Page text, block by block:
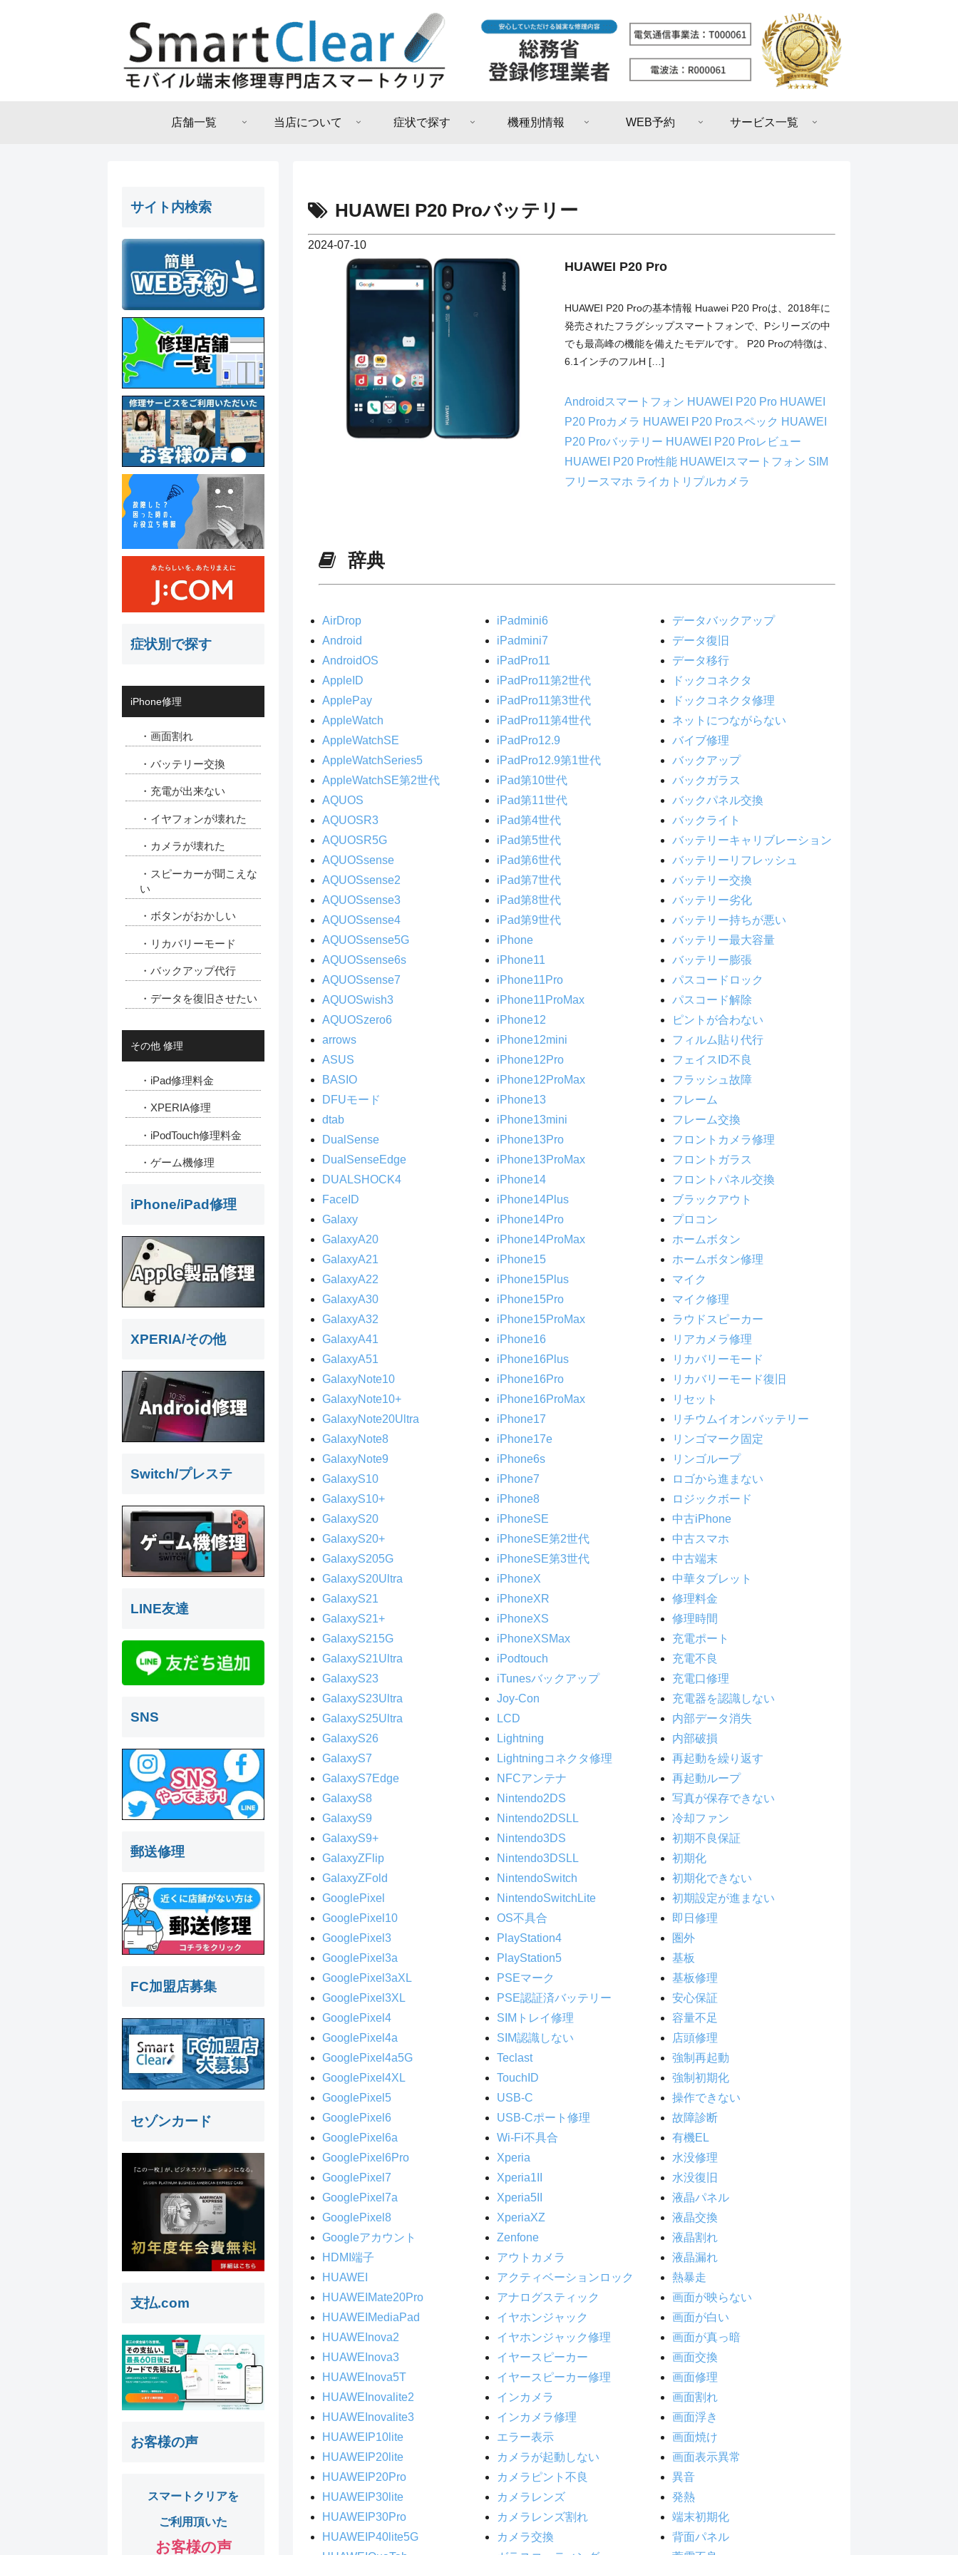
店舗一覧 当店について 症状で探す 機種別情報 WEB予約 サービス一覧
HUAWEI P20 Proバッテリー
2024-07-10
HUAWEI P20 Pro
HUAWEI P20 Proの基本情報 Huawei P20 Proは、2018年に
発売されたフラグシップスマートフォンで、Pシリーズの中
でも最高峰の機能を備えたモデルです。 P20 Proの特徴は、
6.1インチのフルH […]
Androidスマートフォン HUAWEI P20 Pro HUAWEI
P20 Proカメラ HUAWEI P20 Proスペック HUAWEI
P20 Proバッテリー HUAWEI P20 Proレビュー
HUAWEI P20 Pro性能 HUAWEIスマートフォン SIM
フリースマホ ライカトリプルカメラ
辞典
AirDrop
Android
AndroidOS
AppleID
ApplePay
AppleWatch
AppleWatchSE
AppleWatchSeries5
AppleWatchSE第2世代
AQUOS
AQUOSR3
AQUOSR5G
AQUOSsense
AQUOSsense2
AQUOSsense3
AQUOSsense4
AQUOSsense5G
AQUOSsense6s
AQUOSsense7
AQUOSwish3
AQUOSzero6
arrows
ASUS
BASIO
DFUモード
dtab
DualSense
DualSenseEdge
DUALSHOCK4
FaceID
Galaxy
GalaxyA20
GalaxyA21
GalaxyA22
GalaxyA30
GalaxyA32
GalaxyA41
GalaxyA51
GalaxyNote10
GalaxyNote10+
GalaxyNote20Ultra
GalaxyNote8
GalaxyNote9
GalaxyS10
GalaxyS10+
GalaxyS20
GalaxyS20+
GalaxyS205G
GalaxyS20Ultra
GalaxyS21
GalaxyS21+
GalaxyS215G
GalaxyS21Ultra
GalaxyS23
GalaxyS23Ultra
GalaxyS25Ultra
GalaxyS26
GalaxyS7
GalaxyS7Edge
GalaxyS8
GalaxyS9
GalaxyS9+
GalaxyZFlip
GalaxyZFold
GooglePixel
GooglePixel10
GooglePixel3
GooglePixel3a
GooglePixel3aXL
GooglePixel3XL
GooglePixel4
GooglePixel4a
GooglePixel4a5G
GooglePixel4XL
GooglePixel5
GooglePixel6
GooglePixel6a
GooglePixel6Pro
GooglePixel7
GooglePixel7a
GooglePixel8
Googleアカウント
HDMI端子
HUAWEI
HUAWEIMate20Pro
HUAWEIMediaPad
HUAWEInova2
HUAWEInova3
HUAWEInova5T
HUAWEInovalite2
HUAWEInovalite3
HUAWEIP10lite
HUAWEIP20lite
HUAWEIP20Pro
HUAWEIP30lite
HUAWEIP30Pro
HUAWEIP40lite5G
iPadmini6
iPadmini7
iPadPro11
iPadPro11第2世代
iPadPro11第3世代
iPadPro11第4世代
iPadPro12.9
iPadPro12.9第1世代
iPad第10世代
iPad第11世代
iPad第4世代
iPad第5世代
iPad第6世代
iPad第7世代
iPad第8世代
iPad第9世代
iPhone
iPhone11
iPhone11Pro
iPhone11ProMax
iPhone12
iPhone12mini
iPhone12Pro
iPhone12ProMax
iPhone13
iPhone13mini
iPhone13Pro
iPhone13ProMax
iPhone14
iPhone14Plus
iPhone14Pro
iPhone14ProMax
iPhone15
iPhone15Plus
iPhone15Pro
iPhone15ProMax
iPhone16
iPhone16Plus
iPhone16Pro
iPhone16ProMax
iPhone17
iPhone17e
iPhone6s
iPhone7
iPhone8
iPhoneSE
iPhoneSE第2世代
iPhoneSE第3世代
iPhoneX
iPhoneXR
iPhoneXS
iPhoneXSMax
iPodtouch
iTunesバックアップ
Joy-Con
LCD
Lightning
Lightningコネクタ修理
NFCアンテナ
Nintendo2DS
Nintendo2DSLL
Nintendo3DS
Nintendo3DSLL
NintendoSwitch
NintendoSwitchLite
OS不具合
PlayStation4
PlayStation5
PSEマーク
PSE認証済バッテリー
SIMトレイ修理
SIM認識しない
Teclast
TouchID
USB-C
USB-Cポート修理
Wi-Fi不具合
Xperia
Xperia1II
Xperia5II
XperiaXZ
Zenfone
アウトカメラ
アクティベーションロック
アナログスティック
イヤホンジャック
イヤホンジャック修理
イヤースピーカー
イヤースピーカー修理
インカメラ
インカメラ修理
エラー表示
カメラが起動しない
カメラピント不良
カメラレンズ
カメラレンズ割れ
カメラ交換
データバックアップ
データ復旧
データ移行
ドックコネクタ
ドックコネクタ修理
ネットにつながらない
バイブ修理
バックアップ
バックガラス
バックパネル交換
バックライト
バッテリーキャリブレーション
バッテリーリフレッシュ
バッテリー交換
バッテリー劣化
バッテリー持ちが悪い
バッテリー最大容量
バッテリー膨張
パスコードロック
パスコード解除
ピントが合わない
フィルム貼り代行
フェイスID不良
フラッシュ故障
フレーム
フレーム交換
フロントカメラ修理
フロントガラス
フロントパネル交換
ブラックアウト
プロコン
ホームボタン
ホームボタン修理
マイク
マイク修理
ラウドスピーカー
リアカメラ修理
リカバリーモード
リカバリーモード復旧
リセット
リチウムイオンバッテリー
リンゴマーク固定
リンゴループ
ロゴから進まない
ロジックボード
中古iPhone
中古スマホ
中古端末
中華タブレット
修理料金
修理時間
充電ポート
充電不良
充電口修理
充電器を認識しない
内部データ消失
内部破損
再起動を繰り返す
再起動ループ
写真が保存できない
冷却ファン
初期不良保証
初期化
初期化できない
初期設定が進まない
即日修理
圏外
基板
基板修理
安心保証
容量不足
店頭修理
強制再起動
強制初期化
操作できない
故障診断
有機EL
水没修理
水没復旧
液晶パネル
液晶交換
液晶割れ
液晶漏れ
熱暴走
画面が映らない
画面が白い
画面が真っ暗
画面交換
画面修理
画面割れ
画面浮き
画面焼け
画面表示異常
異音
発熱
端末初期化
背面パネル
サイト内検索
症状別で探す
iPhone修理
・画面割れ
・バッテリー交換
・充電が出来ない
・イヤフォンが壊れた
・カメラが壊れた
・スピーカーが聞こえな
い
・ボタンがおかしい
・リカバリーモード
・バックアップ代行
・データを復旧させたい
その他 修理
・iPad修理料金
・XPERIA修理
・iPodTouch修理料金
・ゲーム機修理
iPhone/iPad修理
XPERIA/その他
Switch/プレステ
LINE友達
SNS
郵送修理
FC加盟店募集
セゾンカード
支払.com
お客様の声
スマートクリアを
ご利用頂いた
お客様の声